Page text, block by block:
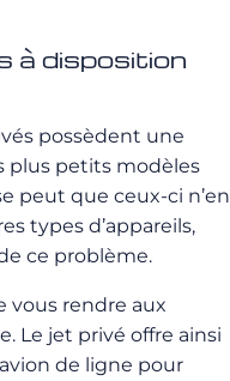
à disposition
possèdent une
plus petits modèles
peut que ceux-ci n’en
types d’appareils,
ce problème.
vous rendre aux
Le jet privé offre ainsi
de ligne pour